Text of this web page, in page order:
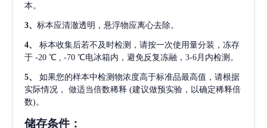
本。
3、 标本应清澈透明，悬浮物应离心去除。
4、
标本收集后若不及时检测，请按一次使用量分装，冻存
于 -20 ℃ , -70 ℃电冰箱内，避免反复冻融，3-6月内检测。
5、
如果您的样本中检测物浓度高于标准品最高值，请根据
实际情况，
做适当倍数稀释 (建议做预实验，以确定稀释倍
数)。
储存条件：